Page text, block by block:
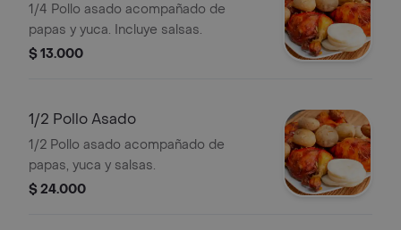
1/4 Pollo asado acompañado de
papas y yuca. Incluye salsas.
$ 13.000
1/2 Pollo Asado
1/2 Pollo asado acompañado de
papas, yuca y salsas.
$ 24.000